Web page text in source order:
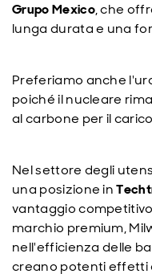
Grupo Mexico, che
lunga durata e una
Preferiamo anche
poiché il nucleare
al carbone per il
Nel settore degli
una posizione in
vantaggio
marchio premium,
nell'efficienza delle
creano potenti effetti